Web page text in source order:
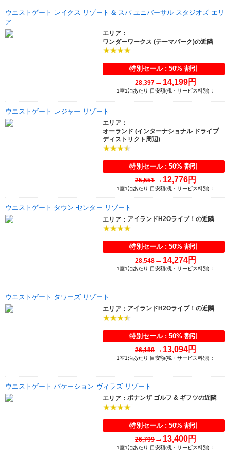
ウエストゲート レイクス リゾート & スパ ユニバーサル スタジオズ エリ
ア
エリア：
ワンダーワークス (テーマパーク)の近隣
特別セール : 50% 割引
28,397→ 14,199円
1室1泊あたり 目安額(税・サービス料別)：
ウエストゲート レジャー リゾート
エリア：
オーランド (インターナショナル ドライブ
ディストリクト周辺)
特別セール : 50% 割引
25,551→ 12,776円
1室1泊あたり 目安額(税・サービス料別)：
ウエストゲート タウン センター リゾート
エリア： アイランドH2Oライブ！の近隣
特別セール : 50% 割引
28,548→ 14,274円
1室1泊あたり 目安額(税・サービス料別)：
ウエストゲート タワーズ リゾート
エリア： アイランドH2Oライブ！の近隣
特別セール : 50% 割引
26,188→ 13,094円
1室1泊あたり 目安額(税・サービス料別)：
ウエストゲート バケーション ヴィラズ リゾート
エリア： ボナンザ ゴルフ & ギフツの近隣
特別セール : 50% 割引
26,799→ 13,400円
1室1泊あたり 目安額(税・サービス料別)：